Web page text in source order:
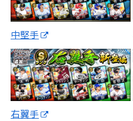
中堅手
右翼手